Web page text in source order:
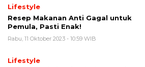
Lifestyle
Resep Makanan Anti Gagal untuk
Pemula, Pasti Enak!
Rabu, 11 Oktober 2023 - 10:59 WIB
Lifestyle